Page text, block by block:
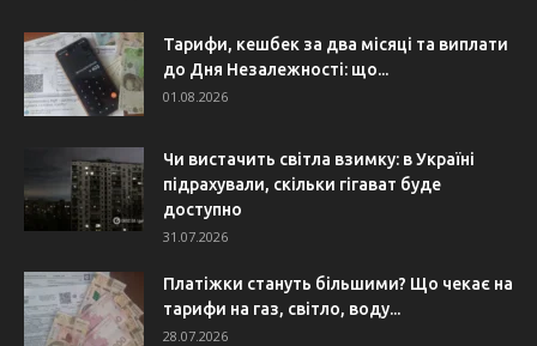
Тарифи, кешбек за два місяці та виплати
до Дня Незалежності: що...
01.08.2026
Чи вистачить світла взимку: в Україні
підрахували, скільки гігават буде
доступно
31.07.2026
Платіжки стануть більшими? Що чекає на
тарифи на газ, світло, воду...
28.07.2026